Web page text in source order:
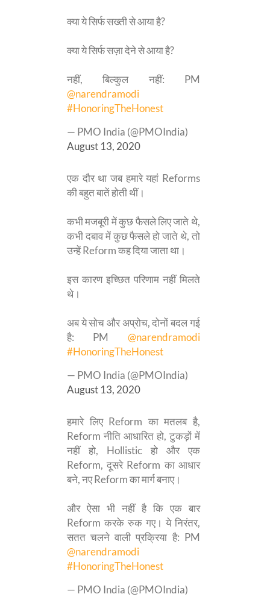
क्या ये सिर्फ सख्ती से आया है?
क्या ये सिर्फ सज़ा देने से आया है?
नहीं, बिल्कुल नहीं: PM
@narendramodi
#HonoringTheHonest
— PMO India (@PMOIndia)
August 13, 2020
एक दौर था जब हमारे यहां Reforms
की बहुत बातें होती थीं।
कभी मजबूरी में कुछ फैसले लिए जाते थे,
कभी दबाव में कुछ फैसले हो जाते थे, तो
उन्हें Reform कह दिया जाता था।
इस कारण इच्छित परिणाम नहीं मिलते
थे।
अब ये सोच और अप्रोच, दोनों बदल गई
है: PM @narendramodi
#HonoringTheHonest
— PMO India (@PMOIndia)
August 13, 2020
हमारे लिए Reform का मतलब है,
Reform नीति आधारित हो, टुकड़ों में
नहीं हो, Hollistic हो और एक
Reform, दूसरे Reform का आधार
बने, नए Reform का मार्ग बनाए।
और ऐसा भी नहीं है कि एक बार
Reform करके रुक गए। ये निरंतर,
सतत चलने वाली प्रक्रिया है: PM
@narendramodi
#HonoringTheHonest
— PMO India (@PMOIndia)